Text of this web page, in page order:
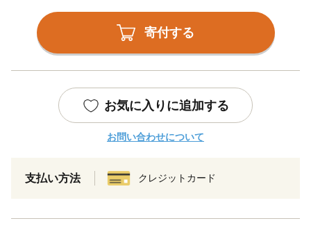
寄付する
お気に入りに追加する
お問い合わせについて
支払い方法 クレジットカード